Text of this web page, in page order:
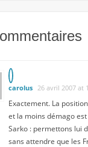
carolus 26 avril 2007 at
Exactement. La
et la moins démago
Sarko : permettons lui
sans attendre que les